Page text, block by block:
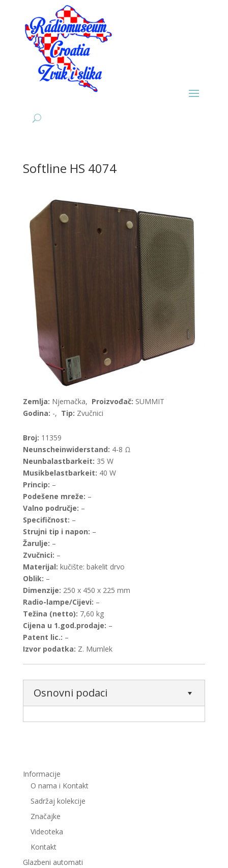
Softline HS 4074
Zemlja: Njemačka, Proizvođač: SUMMIT
Godina: -, Tip: Zvučnici
Broj: 11359
Neunscheinwiderstand: 4-8 Ω
Neunbalastbarkeit: 35 W
Musikbelastbarkeit: 40 W
Princip: –
Podešene mreže: –
Valno područje: –
Specifičnost: –
Strujni tip i napon: –
Žarulje: –
Zvučnici: –
Materijal: kučište: bakelit drvo
Oblik: –
Dimenzije: 250 x 450 x 225 mm
Radio-lampe/Cijevi: –
Težina (netto): 7,60 kg
Cijena u 1.god.prodaje: –
Patent lic.: –
Izvor podatka: Z. Mumlek
Osnovni podaci
Informacije
O nama i Kontakt
Sadržaj kolekcije
Značajke
Videoteka
Kontakt
Glazbeni automati